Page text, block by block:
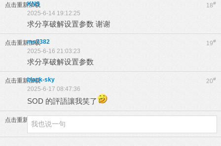
点击重新加载 18#
KNS
2025-6-14 19:12:25
求分享破解设置参数 谢谢
点击重新加载 19#
ms7382
2025-6-16 21:03:23
求分享破解设置参数
点击重新加载 20#
black-sky
2025-6-17 08:47:36
SOD 的評語讓我笑了
点击重新加载